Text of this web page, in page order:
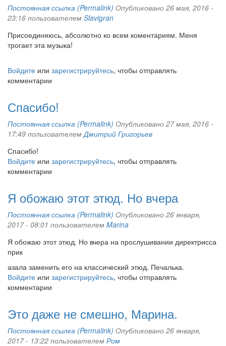
Постоянная ссылка (Permalink) Опубликовано 26 мая, 2016 -
23:16 пользователем Slavigran
Присоединяюсь, абсолютно ко всем коментариям. Меня
трогает эта музыка!
Войдите или зарегистрируйтесь, чтобы отправлять
комментарии
Спасибо!
Постоянная ссылка (Permalink) Опубликовано 27 мая, 2016 -
17:49 пользователемДмитрий Григорьев
Спасибо!
Войдите или зарегистрируйтесь, чтобы отправлять
комментарии
Я обожаю этот этюд. Но вчера
Постоянная ссылка (Permalink) Опубликовано 26 января,
2017 - 08:01 пользователем Marina
Я обожаю этот этюд. Но вчера на прослушивании директрисса
прик
азала заменить его на классический этюд. Печалька.
Войдите или зарегистрируйтесь, чтобы отправлять
комментарии
Это даже не смешно, Марина.
Постоянная ссылка (Permalink) Опубликовано 26 января,
2017 - 13:22 пользователем Ром